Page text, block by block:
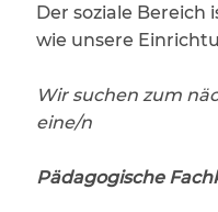
Der soziale Bereich
wie unsere
Wir suchen zum
eine/n
Pädagogische